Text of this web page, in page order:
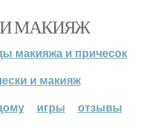
МАКИЯЖ
макияжа и причесок
и макияж
игры отзывы